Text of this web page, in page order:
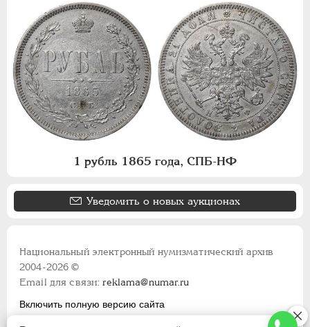
1 рубль 1865 года, СПБ-НФ
Уведомить о новых аукционах
Национальный электронный нумизматический архив
2004-2026 ©
Email для связи:reklama@numar.ru
Включить полную версию сайта